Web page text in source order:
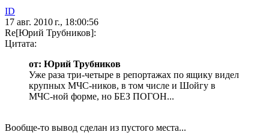
ID
17 авг. 2010 г., 18:00:56
Re[Юрий Трубников]:
Цитата:
от: Юрий Трубников
Уже раза три-четыре в репортажах по ящику видел
крупных МЧС-ников, в том числе и Шойгу в
МЧС-ной форме, но БЕЗ ПОГОН...
Вообще-то вывод сделан из пустого места...